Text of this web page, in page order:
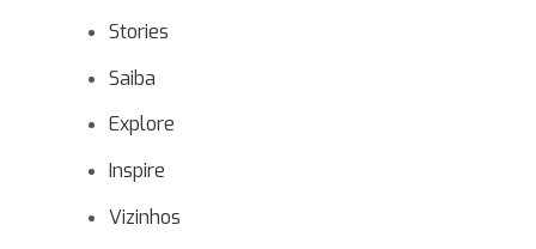
Stories
Saiba
Explore
Inspire
Vizinhos